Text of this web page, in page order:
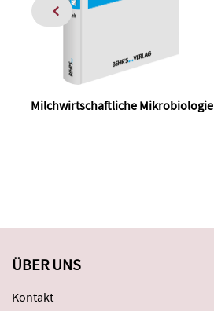
Milchwirtschaftliche Mikrobiologie
ÜBER UNS
Kontakt